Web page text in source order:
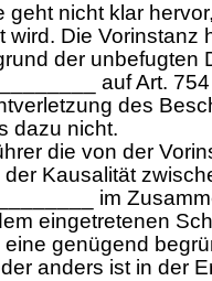
geht nicht klar
wird. Die Vorinstanz
der unbefugten
aufArt.
des
dazu nicht.
die von der
Kausalität
im
eingetretenen
genügend
anders ist in der